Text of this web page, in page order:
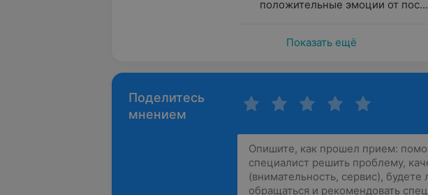
положительные эмоции от пос...
Показать ещё
Поделитесь
мнением